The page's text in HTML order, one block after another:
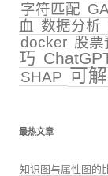
字符匹配
血
数据分析
docker 股票
巧
SHAP 可
最热文章
知识图与属性图的